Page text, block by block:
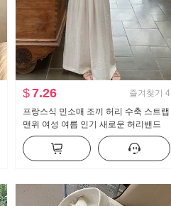
$7.26 즐겨찾기 4
프랑스식 민소매 조끼 허리 수축 스트랩
맨위 여성 여름 인기 새로운 허리밴드
루즈핏 캐주얼 바지 치마 세트